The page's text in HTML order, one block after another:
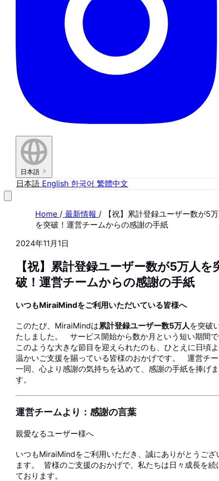
日本語
日本語 English 한국어 繁體中文
FEATURE
GUIDE
Home / 最新情報 / 【祝】累計登録ユーザー数が5
を突破！運営チームからの感謝の手紙
2024年11月1日
【祝】累計登録ユーザー数が5万人を
破！運営チームからの感謝の手紙
いつもMiraiMindをご利用いただいている皆様へ
このたび、MiraiMindは累計登録ユーザー数5万人 を突破
たしました。 サービス開始から数か月という短い期間
このような大きな節目を迎えられたのも、ひとえに日頃
温かいご支援を賜っている皆様のおかげです。 運営チ
一同、心より感謝の気持ちを込めて、感謝の手紙を捧げま
す。
運営チームより：感謝の言葉
親愛なるユーザー様へ
いつもMiraiMindをご利用いただき、誠にありがとうござ
ます。 皆様のご支援のおかげで、私たちは日々成長を続
ております。